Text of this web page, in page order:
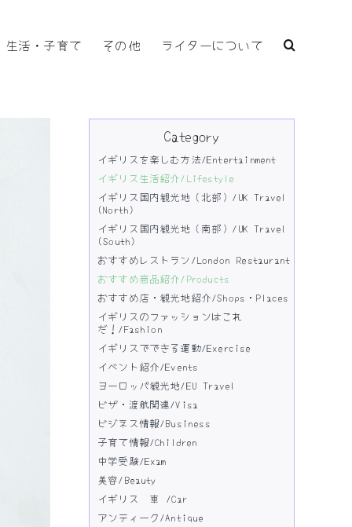
生活・子育て その他 ライターについて
Category
イギリスを楽しむ方法/Entertainment
イギリス生活紹介/Lifestyle
イギリス国内観光地（北部）/UK Travel
(North)
イギリス国内観光地（南部）/UK Travel
(South)
おすすめレストラン/London Restaurant
おすすめ商品紹介/Products
おすすめ店・観光地紹介/Shops・Places
イギリスのファッションはこれ
だ！/Fashion
イギリスでできる運動/Exercise
イベント紹介/Events
ヨーロッパ観光地/EU Travel
ビザ・渡航関連/Visa
ビジネス情報/Business
子育て情報/Children
中学受験/Exam
美容/Beauty
イギリス 車 /Car
アンティーク/Antique